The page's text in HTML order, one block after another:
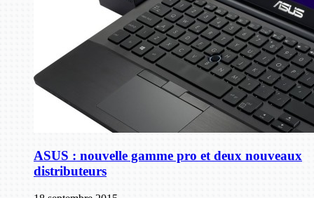
ASUS : nouvelle gamme pro et deux nouveaux
distributeurs